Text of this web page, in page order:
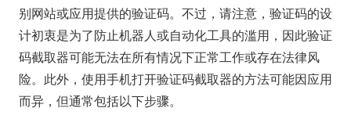
别网站或应用提供的验证码。不过，请注意，验证码的设
计初衷是为了防止机器人或自动化工具的滥用，因此验证
码截取器可能无法在所有情况下正常工作或存在法律风
险。此外，使用手机打开验证码截取器的方法可能因应用
而异，但通常包括以下步骤。